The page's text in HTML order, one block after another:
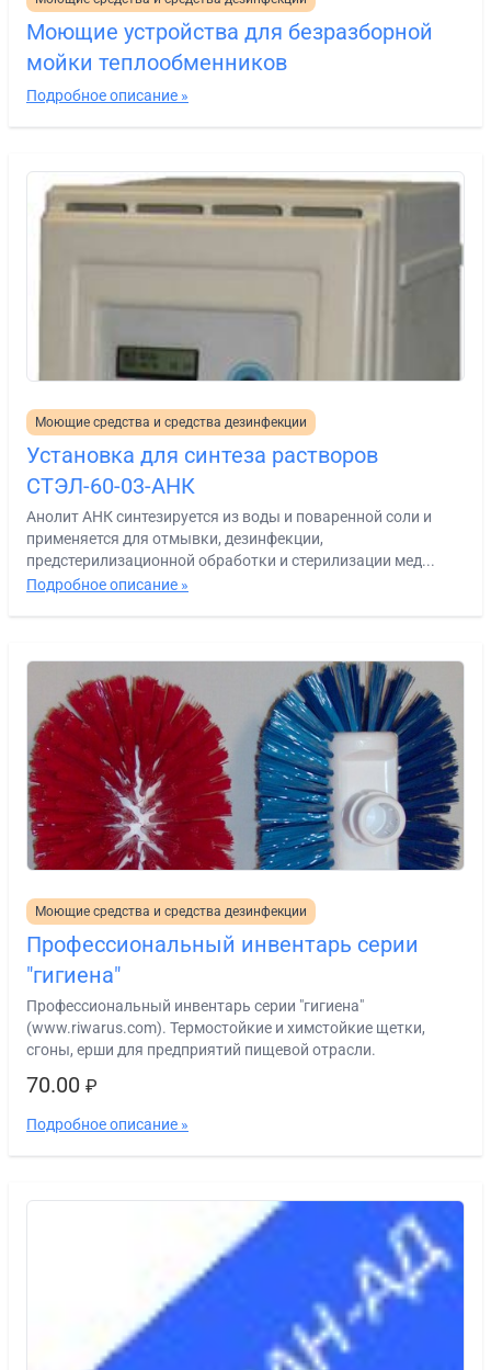
Моющие устройства для безразборной
мойки теплообменников
Подробное описание »
Моющие средства и средства дезинфекции
Установка для синтеза растворов
СТЭЛ-60-03-АНК
Анолит АНК синтезируется из воды и поваренной соли и
применяется для отмывки, дезинфекции,
предстерилизационной обработки и стерилизации мед...
Подробное описание »
Моющие средства и средства дезинфекции
Профессиональный инвентарь серии
"гигиена"
Профессиональный инвентарь серии "гигиена"
(www.riwarus.com). Термостойкие и химстойкие щетки,
сгоны, ерши для предприятий пищевой отрасли.
70.00 ₽
Подробное описание »